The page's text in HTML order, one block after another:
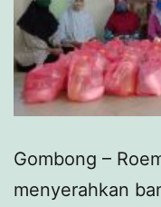
Gombong –
menyerahkan